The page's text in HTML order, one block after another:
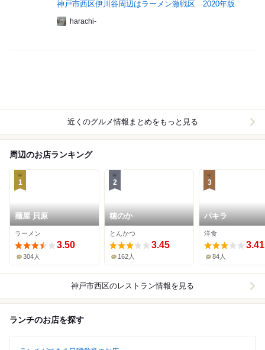
神戸市西区伊川谷周辺はラーメン激戦区 2020年版
harachi-
近くのグルメ情報まとめをもっと見る
周辺のお店ランキング
1
麺屋 貝原
ラーメン
3.50
304人
2
穂のか
とんかつ
3.45
162人
3
パキラ
洋食
3.41
84人
神戸市西区のレストラン情報を見る
ランチのお店を探す